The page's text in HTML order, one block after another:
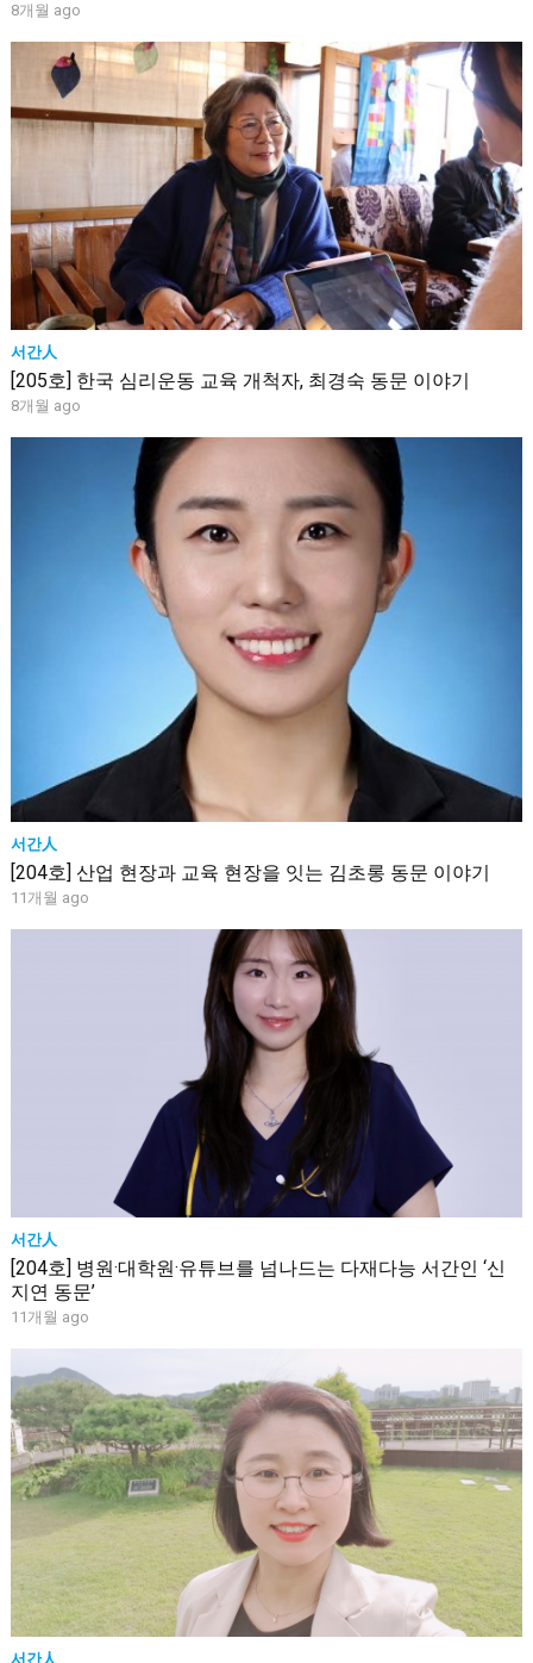
8개월 ago
서간人
[205호] 한국 심리운동 교육 개척자, 최경숙 동문 이야기
8개월 ago
서간人
[204호] 산업 현장과 교육 현장을 잇는 김초롱 동문 이야기
11개월 ago
서간人
[204호] 병원·대학원·유튜브를 넘나드는 다재다능 서간인 ‘신
지연 동문’
11개월 ago
서간人